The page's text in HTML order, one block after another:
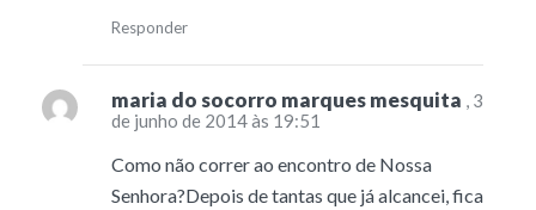
Responder
maria do socorro marques mesquita , 3
de junho de 2014 às 19:51
Como não correr ao encontro de Nossa
Senhora?Depois de tantas que já alcancei, fica